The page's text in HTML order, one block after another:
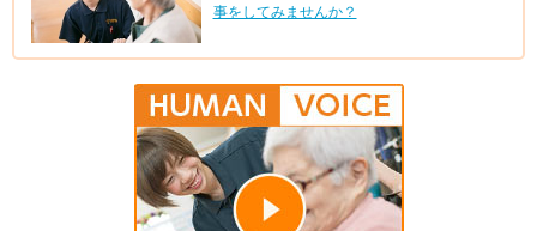
事をしてみませんか？